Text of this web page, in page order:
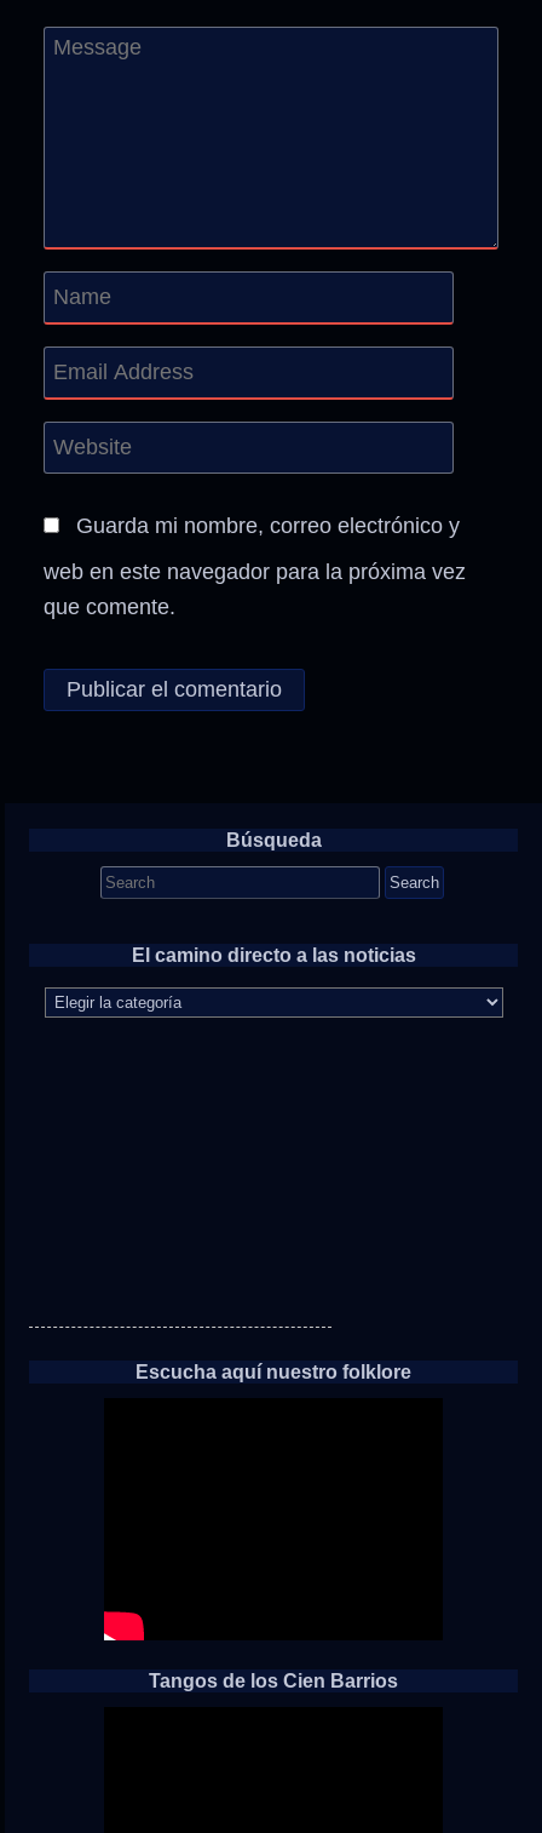
Guarda mi nombre, correo electrónico y
web en este navegador para la próxima vez
que comente.
Búsqueda
Search
for:
El camino directo a las noticias
camino
Escucha aquí nuestro folklore
Tangos de los Cien Barrios